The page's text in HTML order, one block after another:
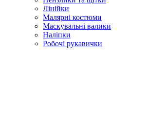
Лінійки
Малярні костюми
Маскувальні валики
Наліпки
Робочі рукавички